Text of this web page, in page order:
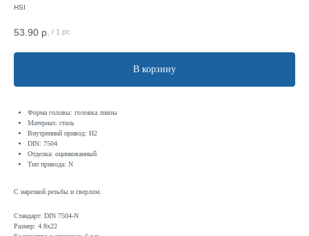
HSI
53.90 р. / 1 pc
В корзину
Форма головы: головка линзы
Материал: сталь
Внутренний привод: H2
DIN: 7504
Отделка: оцинкованный
Тип привода: N
С нарезкой резьбы и сверлом.
Стандарт: DIN 7504-N
Размер: 4.8x22